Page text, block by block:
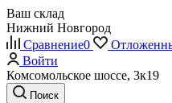
Ваш склад
Нижний Новгород
Сравнение0
Войти
Комсомольское шоссе, 3к19
Поиск